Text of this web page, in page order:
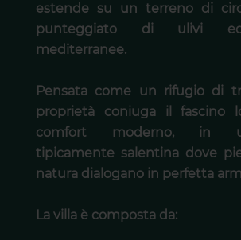
estende su un terreno di
punteggiato di ulivi
mediterranee.
Pensata come un rifugio di
proprietà coniuga il fascino
comfort moderno, in
tipicamente salentina dove
natura dialogano in perfetta
La villa è composta da: